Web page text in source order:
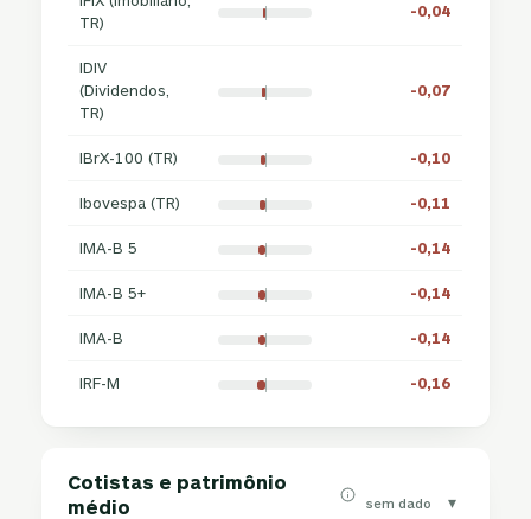
TR)
-0,04
IDIV
(Dividendos,
TR)
-0,07
IBrX-100 (TR) -0,10
Ibovespa (TR) -0,11
IMA-B 5 -0,14
IMA-B 5+ -0,14
IMA-B -0,14
IRF-M -0,16
Cotistas e patrimônio
médio
sem dado ▾